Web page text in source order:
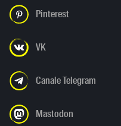
Pinterest
VK
Canale Telegram
Mastodon